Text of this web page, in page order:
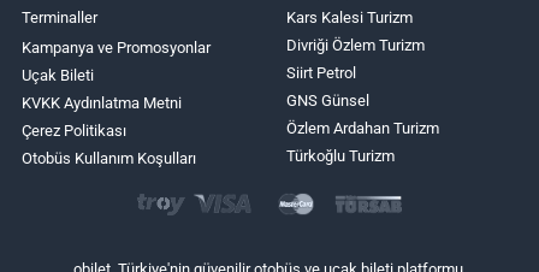
Terminaller
Kampanya ve Promosyonlar
Uçak Bileti
KVKK Aydınlatma Metni
Çerez Politikası
Otobüs Kullanım Koşulları
Kars Kalesi Turizm
Divriği Özlem Turizm
Siirt Petrol
GNS Günsel
Özlem Ardahan Turizm
Türkoğlu Turizm